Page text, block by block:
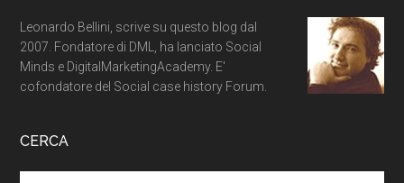
Leonardo Bellini, scrive su questo blog dal
2007. Fondatore di DML, ha lanciato Social
Minds e DigitalMarketingAcademy. E'
cofondatore del Social case history Forum.
CERCA